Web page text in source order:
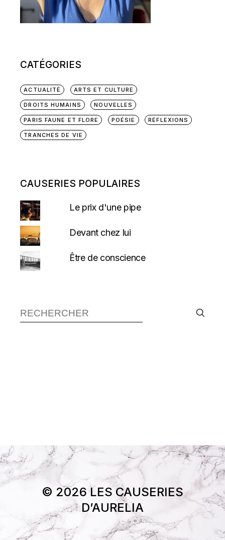
CATÉGORIES
ACTUALITÉ ARTS ET CULTURE
DROITS HUMAINS NOUVELLES
PARIS FAUNE ET FLORE POÉSIE RÉFLEXIONS
TRANCHES DE VIE
CAUSERIES POPULAIRES
Le prix d'une pipe
Devant chez lui
Être de conscience
Recherche :
© 2026 LES CAUSERIES
D’AURELIA